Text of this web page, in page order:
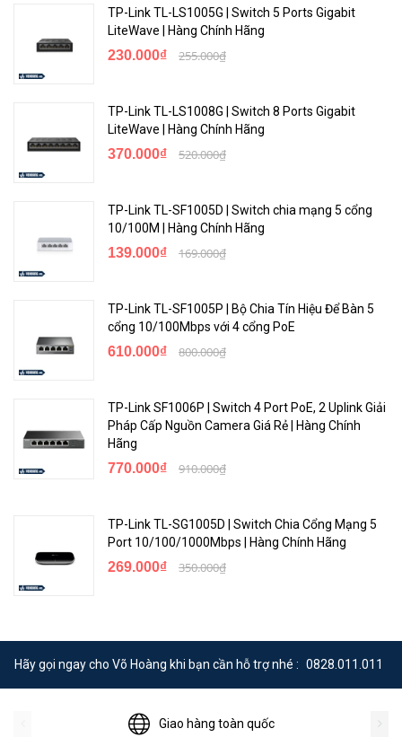
Switching capacity 52 Gbps
100 Mb latency
1000 Mb latency
MAC address table size (# of
entries)
16,000 entries
Reliability MTBF (years)
Operating temperature
Operating relative humidity
Nonoperating/ storage
temperature
-40°F to 158°F (-40°C to 70°C)
Nonoperating/ storage
Altitude up to 10,000 ft (3 km)
(Bystander) = 17 dB
100% traffic
(Bystander) = 17 dB
LWAd = 3.1 Bel LpAm
(Bystander) = 17 dB
100% traffic / 100% PoE
LWAd = 5.1 Bel LpAm
TP-Link TL-LS1005G | Switch 5 Ports Gigabit
LiteWave | Hàng Chính Hãng
230.000₫ 255.000₫
TP-Link TL-LS1008G | Switch 8 Ports Gigabit
LiteWave | Hàng Chính Hãng
370.000₫ 520.000₫
TP-Link TL-SF1005D | Switch chia mạng 5 cổng
10/100M | Hàng Chính Hãng
139.000₫ 169.000₫
TP-Link TL-SF1005P | Bộ Chia Tín Hiệu Để Bàn 5
cổng 10/100Mbps với 4 cổng PoE
610.000₫ 800.000₫
TP-Link SF1006P | Switch 4 Port PoE, 2 Uplink Giải
Pháp Cấp Nguồn Camera Giá Rẻ | Hàng Chính
Hãng
770.000₫ 910.000₫
TP-Link TL-SG1005D | Switch Chia Cổng Mạng 5
Port 10/100/1000Mbps | Hàng Chính Hãng
269.000₫ 350.000₫
Hãy gọi ngay cho Võ Hoàng khi bạn cần hỗ trợ nhé : 0828.011.011
Giao hàng toàn quốc